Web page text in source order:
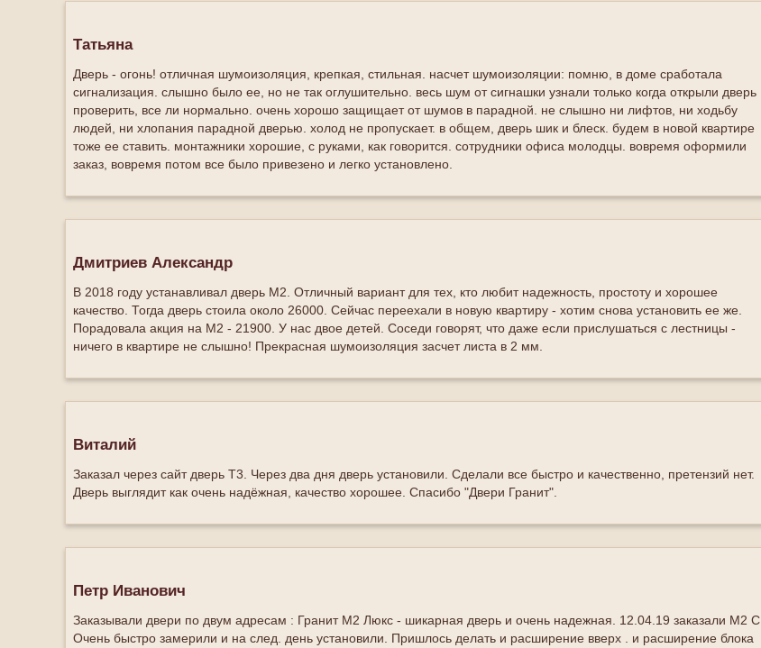
Татьяна
Дверь - огонь! отличная шумоизоляция, крепкая, стильная. насчет шумоизоляции: помню, в доме сработала
сигнализация. слышно было ее, но не так оглушительно. весь шум от сигнашки узнали только когда открыли дверь
проверить, все ли нормально. очень хорошо защищает от шумов в парадной. не слышно ни лифтов, ни ходьбу
людей, ни хлопания парадной дверью. холод не пропускает. в общем, дверь шик и блеск. будем в новой квартире
тоже ее ставить. монтажники хорошие, с руками, как говорится. сотрудники офиса молодцы. вовремя оформили
заказ, вовремя потом все было привезено и легко установлено.
Дмитриев Александр
В 2018 году устанавливал дверь М2. Отличный вариант для тех, кто любит надежность, простоту и хорошее
качество. Тогда дверь стоила около 26000. Сейчас переехали в новую квартиру - хотим снова установить ее же.
Порадовала акция на М2 - 21900. У нас двое детей. Соседи говорят, что даже если прислушаться с лестницы -
ничего в квартире не слышно! Прекрасная шумоизоляция засчет листа в 2 мм.
Виталий
Заказал через сайт дверь Т3. Через два дня дверь установили. Сделали все быстро и качественно, претензий нет.
Дверь выглядит как очень надёжная, качество хорошее. Спасибо "Двери Гранит".
Петр Иванович
Заказывали двери по двум адресам : Гранит М2 Люкс - шикарная дверь и очень надежная. 12.04.19 заказали М2 С.
Очень быстро замерили и на след. день установили. Пришлось делать и расширение вверх . и расширение блока